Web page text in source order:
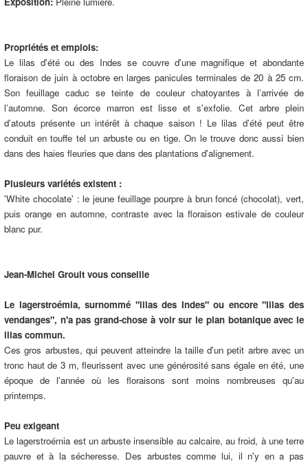
Propriétés et emplois:
Le lilas d'été ou des Indes se couvre d'une magnifique et abondante
floraison de juin à octobre en larges panicules terminales de 20 à 25 cm.
Son feuillage caduc se teinte de couleur chatoyantes à l’arrivée de
l’automne. Son écorce marron est lisse et s'exfolie. Cet arbre plein
d’atouts présente un intérêt à chaque saison ! Le lilas d’été peut être
conduit en touffe tel un arbuste ou en tige. On le trouve donc aussi bien
dans des haies fleuries que dans des plantations d'alignement.
Plusieurs variétés existent :
'White chocolate' : le jeune feuillage pourpre à brun foncé (chocolat), vert,
puis orange en automne, contraste avec la floraison estivale de couleur
blanc pur.
Jean-Michel Groult vous conseille
Le lagerstroémia, surnommé "lilas des Indes" ou encore "lilas des
vendanges", n'a pas grand-chose à voir sur le plan botanique avec le
lilas commun.
Ces gros arbustes, qui peuvent atteindre la taille d'un petit arbre avec un
tronc haut de 3 m, fleurissent avec une générosité sans égale en été, une
époque de l'année où les floraisons sont moins nombreuses qu'au
printemps.
Peu exigeant
Le lagerstroémia est un arbuste insensible au calcaire, au froid, à une terre
pauvre et à la sécheresse. Des arbustes comme lui, il n'y en a pas